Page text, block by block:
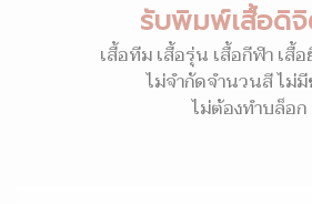
รับพิมพ์เสื้อดิ
เสื้อทีม เสื้อรุ่น เสื้อกีฬา เสื้
ไม่จำกัดจำนวนสี ไม่
ไม่ต้องทำบล็อก